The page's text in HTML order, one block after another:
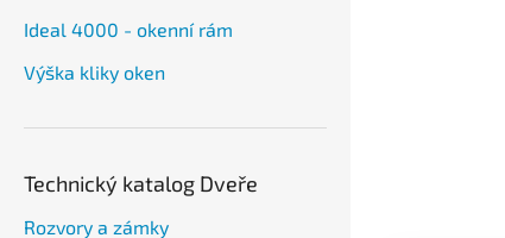
Ideal 4000 - okenní rám
Výška kliky oken
Technický katalog Dveře
Rozvory a zámky